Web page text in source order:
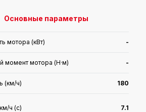
Основные параметры
мотора (кВт) -
момент мотора (Н·м) -
(км/ч) 180
ч (с) 7.1